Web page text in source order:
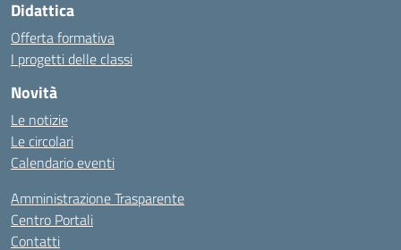
Didattica
Offerta formativa
I progetti delle classi
Novità
Le notizie
Le circolari
Calendario eventi
Amministrazione Trasparente
Centro Portali
Contatti